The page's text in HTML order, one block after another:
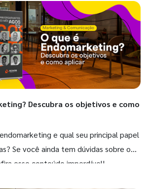
Descubra os objetivos e como
e qual seu principal papel
Se você ainda tem dúvidas sobre o
esse conteúdo imperdível!